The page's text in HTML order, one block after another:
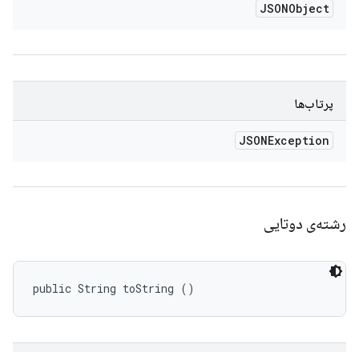
JSONObject
پرتاب‌ها
JSONException
رشته‌ی دوتایی
public String toString ()